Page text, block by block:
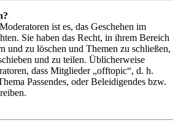
ist es, das Geschehen im
Sie haben das Recht, in ihrem Bereich
und zu löschen und Themen zu schließen,
und zu teilen. Üblicherweise
dass Mitglieder „offtopic“, d. h.
Passendes, oder Beleidigendes bzw.